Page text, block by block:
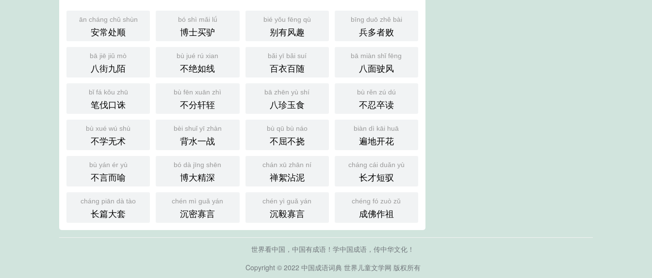
ān cháng chǔ shùn
安常处顺
bó shì mǎi lǘ
博士买驴
bié yǒu fēng qù
别有风趣
bīng duō zhě bài
兵多者败
bā jiē jiǔ mò
八街九陌
bù jué rú xian
不绝如线
bǎi yī bǎi suí
百衣百随
bā miàn shǐ fēng
八面驶风
bǐ fá kǒu zhū
笔伐口诛
bù fēn xuān zhì
不分轩轾
bā zhēn yù shí
八珍玉食
bù rěn zú dú
不忍卒读
bù xué wú shù
不学无术
bèi shuǐ yī zhàn
背水一战
bù qū bù náo
不屈不挠
biàn dì kāi huā
遍地开花
bù yán ér yù
不言而喻
bó dà jīng shēn
博大精深
chán xū zhān ní
禅絮沾泥
cháng cái duǎn yù
长才短驭
cháng piān dà tào
长篇大套
chén mì guǎ yán
沉密寡言
chén yì guǎ yán
沉毅寡言
chéng fó zuò zǔ
成佛作祖
世界看中国，中国有成语！学中国成语，传中华文化！
Copyright © 2022 中国成语词典 世界儿童文学网 版权所有